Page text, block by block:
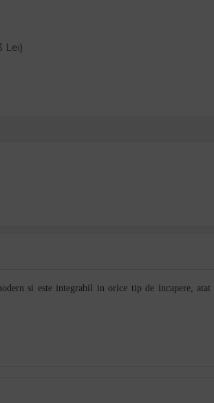
Lei)
si este integrabil in orice tip de incapere,